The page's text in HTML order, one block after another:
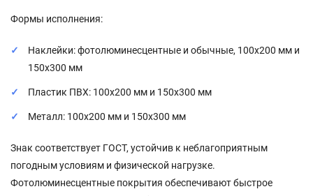
Формы исполнения:
Наклейки: фотолюминесцентные и обычные, 100x200 мм и
150x300 мм
Пластик ПВХ: 100x200 мм и 150x300 мм
Металл: 100x200 мм и 150x300 мм
Знак соответствует ГОСТ, устойчив к неблагоприятным
погодным условиям и физической нагрузке.
Фотолюминесцентные покрытия обеспечивают быстрое